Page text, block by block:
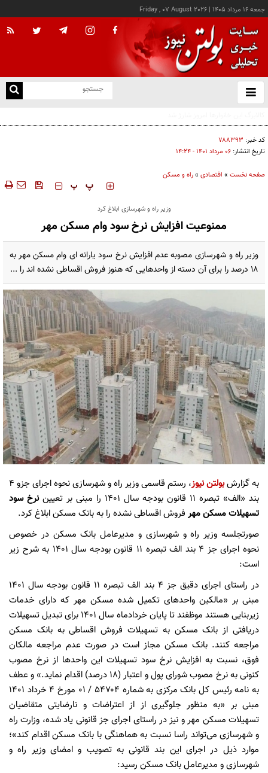
جمعه ۱۶ مرداد ۱۴۰۵ |
Friday , 07 August 2026
باز
و
کد خبر: ۷۸۸۳۹۳
تاریخ انتشار: ۰۶ مرداد ۱۴۰۱ - ۱۴:۲۴
صفحه نخست » اقتصادی »راه و مسکن
‍‍‍ پ پ
وزیر راه و شهرسازی ابلاغ کرد
ممنوعیت افزایش نرخ سود وام مسکن مهر
وزیر راه و شهرسازی مصوبه عدم افزایش نرخ سود یارانه ای وام مسکن مهر به
۱۸ درصد را برای آن دسته از واحدهایی که هنوز فروش اقساطی نشده اند را ...
به گزارشبولتن نیوز
، رستم قاسمی وزیر راه و شهرسازی نحوه اجرای جزو ۴
بند «الف» تبصره ۱۱ قانون بودجه سال ۱۴۰۱ را مبنی بر تعیین
نرخ سود
تسهیلات مسکن مهر فروش اقساطی نشده را به بانک مسکن ابلاغ کرد.
صورتجلسه وزیر راه و شهرسازی و مدیرعامل بانک مسکن در خصوص
نحوه اجرای جز ۴ بند الف تبصره ۱۱ قانون بودجه سال ۱۴۰۱ به شرح زیر
است:
در راستای اجرای دقیق جز ۴ بند الف تبصره ۱۱ قانون بودجه سال ۱۴۰۱
مبنی بر «مالکین واحدهای تکمیل شده مسکن مهر که دارای خدمات
زیربنایی هستند موظفند تا پایان خردادماه سال ۱۴۰۱ برای تبدیل تسهیلات
دریافتی از بانک مسکن به تسهیلات فروش اقساطی به بانک مسکن
مراجعه کنند. بانک مسکن مجاز است در صورت عدم مراجعه مالکان
فوق، نسبت به افزایش نرخ سود تسهیلات این واحدها از نرخ مصوب
کنونی به نرخ مصوب شورای پول و اعتبار (۱۸ درصد) اقدام نماید.» و عطف
به نامه رئیس کل بانک مرکزی به شماره ۵۴۷۰۴ / ۰۱ مورخ ۴ خرداد ۱۴۰۱
مبنی بر «به منظور جلوگیری از از اعتراضات و نارضایتی متقاضیان
تسهیلات مسکن مهر و نیز در راستای اجرای جز قانونی یاد شده، وزارت راه
و شهرسازی می‌تواند راسا نسبت به هماهنگی با بانک مسکن اقدام کند»؛
موارد ذیل در اجرای این بند قانونی به تصویب و امضای وزیر راه و
شهرسازی و مدیرعامل بانک مسکن رسید: